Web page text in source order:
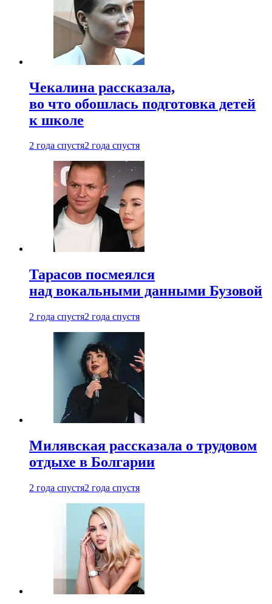
Чекалина рассказала,
во что обошлась подготовка детей
к школе
2 года спустя2 года спустя
Тарасов посмеялся
над вокальными данными Бузовой
2 года спустя2 года спустя
Милявская рассказала о трудовом
отдыхе в Болгарии
2 года спустя2 года спустя